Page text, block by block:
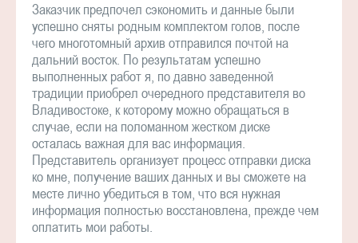
Заказчик предпочел сэкономить и данные были
успешно сняты родным комплектом голов, после
чего многотомный архив отправился почтой на
дальний восток. По результатам успешно
выполненных работ я, по давно заведенной
традиции приобрел очередного представителя во
Владивостоке, к которому можно обращаться в
случае, если на поломанном жестком диске
осталась важная для вас информация.
Представитель организует процесс отправки диска
ко мне, получение ваших данных и вы сможете на
месте лично убедиться в том, что вся нужная
информация полностью восстановлена, прежде чем
оплатить мои работы.